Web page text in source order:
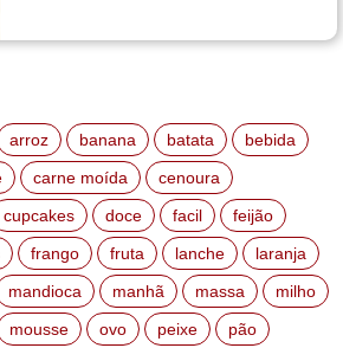
arroz banana batata
bebida
carne moída
cenoura
cupcakes doce facil
feijão
frango fruta lanche
laranja
mandioca manhã massa
milho
mousse ovo peixe
pão